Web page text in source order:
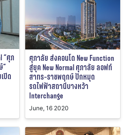
“ศุภ
”
ปิด
ศุภาลัย ส่งคอนโด New Function
สู่ยุค New Normal ศุภาลัย ลอฟท์
สาทร-ราชพฤกษ์ ปักหมุด
รถไฟฟ้าสถานีบางหว้า
Interchange
June, 16 2020